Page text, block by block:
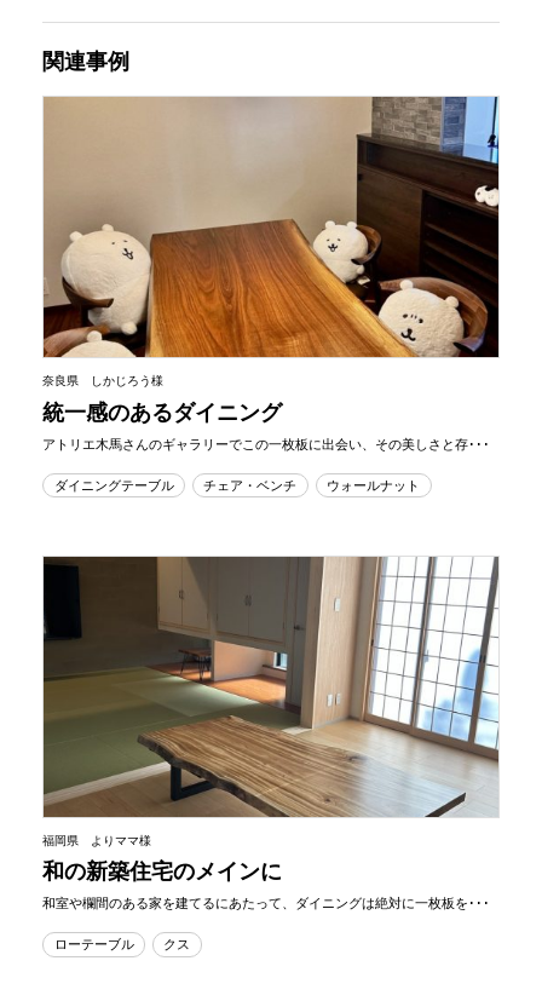
関連事例
奈良県 しかじろう様
統一感のあるダイニング
アトリエ木馬さんのギャラリーでこの一枚板に出会い、その美しさと存･･･
ダイニングテーブル チェア・ベンチ ウォールナット
福岡県 よりママ様
和の新築住宅のメインに
和室や欄間のある家を建てるにあたって、ダイニングは絶対に一枚板を･･･
ローテーブル クス